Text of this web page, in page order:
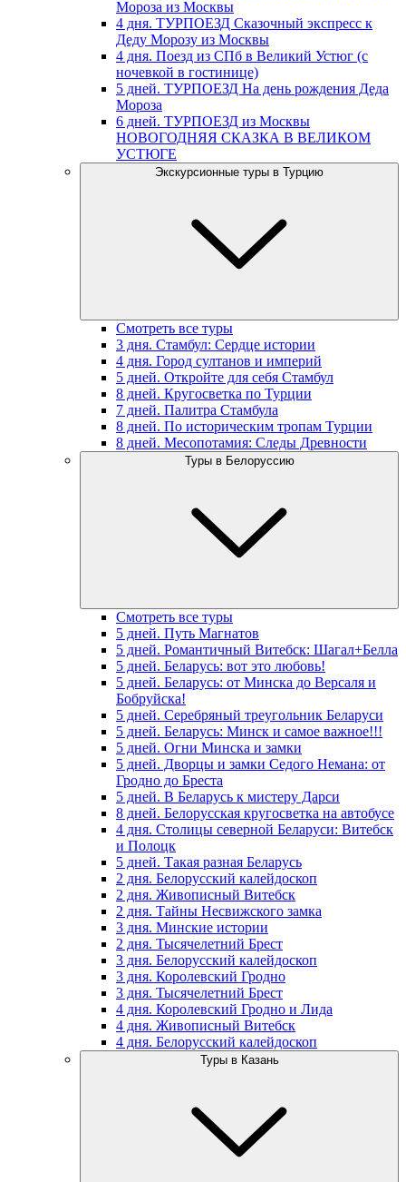
Мороза из Москвы
4 дня. ТУРПОЕЗД Сказочный экспресс к
Деду Морозу из Москвы
4 дня. Поезд из СПб в Великий Устюг (с
ночевкой в гостинице)
5 дней. ТУРПОЕЗД На день рождения Деда
Мороза
6 дней. ТУРПОЕЗД из Москвы
НОВОГОДНЯЯ СКАЗКА В ВЕЛИКОМ
УСТЮГЕ
Экскурсионные туры в Турцию
Смотреть все туры
3 дня. Стамбул: Сердце истории
4 дня. Город султанов и империй
5 дней. Откройте для себя Стамбул
8 дней. Кругосветка по Турции
7 дней. Палитра Стамбула
8 дней. По историческим тропам Турции
8 дней. Месопотамия: Следы Древности
Туры в Белоруссию
Смотреть все туры
5 дней. Путь Магнатов
5 дней. Романтичный Витебск: Шагал+Белла
5 дней. Беларусь: вот это любовь!
5 дней. Беларусь: от Минска до Версаля и
Бобруйска!
5 дней. Серебряный треугольник Беларуси
5 дней. Беларусь: Минск и самое важное!!!
5 дней. Огни Минска и замки
5 дней. Дворцы и замки Седого Немана: от
Гродно до Бреста
5 дней. В Беларусь к мистеру Дарси
8 дней. Белорусская кругосветка на автобусе
4 дня. Столицы северной Беларуси: Витебск
и Полоцк
5 дней. Такая разная Беларусь
2 дня. Белорусский калейдоскоп
2 дня. Живописный Витебск
2 дня. Тайны Несвижского замка
3 дня. Минские истории
2 дня. Тысячелетний Брест
3 дня. Белорусский калейдоскоп
3 дня. Королевский Гродно
3 дня. Тысячелетний Брест
4 дня. Королевский Гродно и Лида
4 дня. Живописный Витебск
4 дня. Белорусский калейдоскоп
Туры в Казань